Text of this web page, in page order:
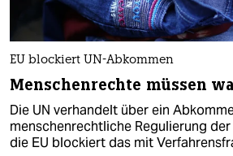
EU blockiert UN-Abkommen
Menschenrechte müssen
Die UN verhandelt über ein
menschenrechtliche Regulierung
die EU blockiert das mit